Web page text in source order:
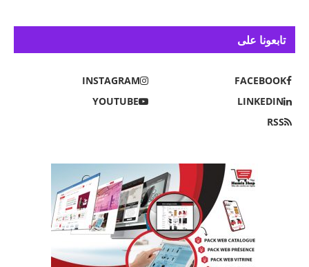
تابعونا على
FACEBOOK
INSTAGRAM
LINKEDIN
YOUTUBE
RSS